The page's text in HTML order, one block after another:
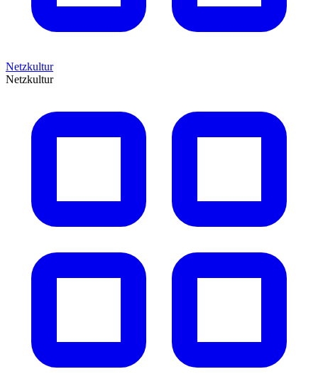
Netzkultur
Netzkultur